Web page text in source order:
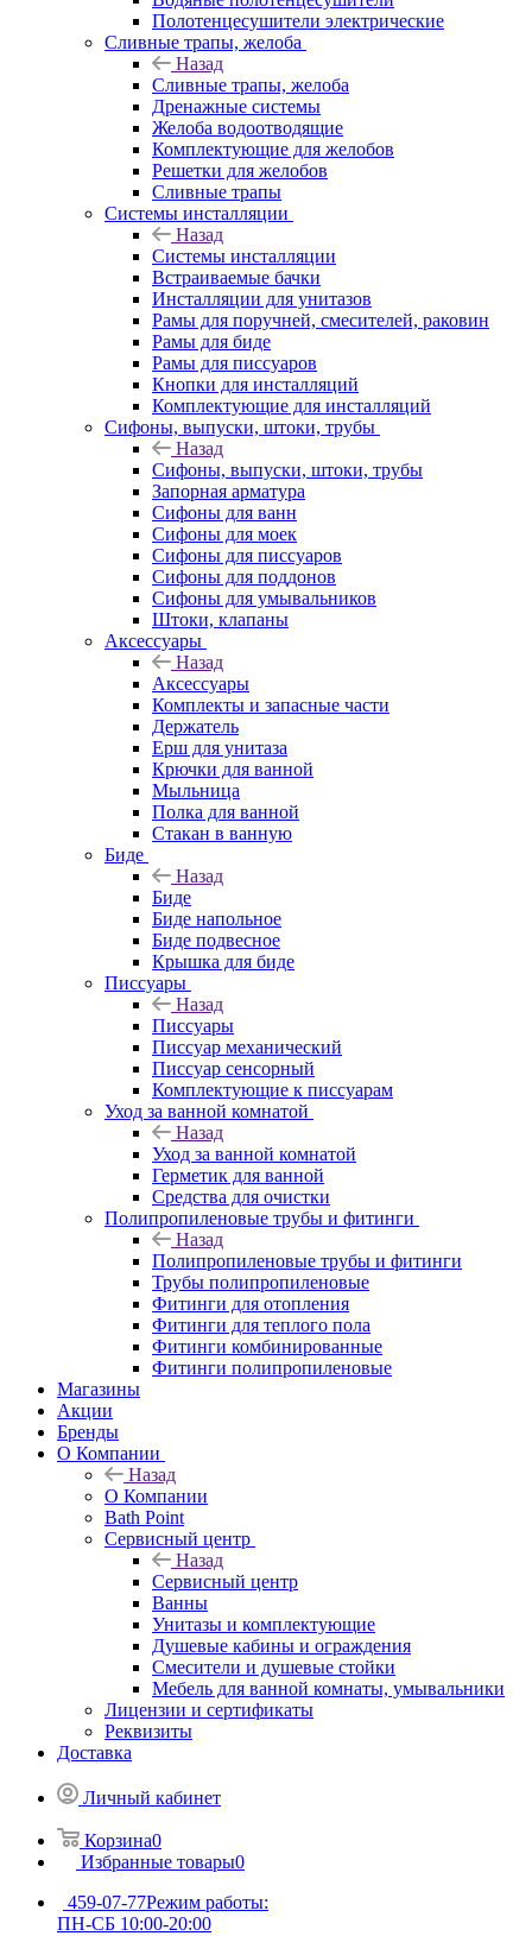
Полотенцесушители электрические
Сливные трапы, желоба
Назад
Сливные трапы, желоба
Дренажные системы
Желоба водоотводящие
Комплектующие для желобов
Решетки для желобов
Сливные трапы
Системы инсталляции
Назад
Системы инсталляции
Встраиваемые бачки
Инсталляции для унитазов
Рамы для поручней, смесителей, раковин
Рамы для биде
Рамы для писсуаров
Кнопки для инсталляций
Комплектующие для инсталляций
Сифоны, выпуски, штоки, трубы
Назад
Сифоны, выпуски, штоки, трубы
Запорная арматура
Сифоны для ванн
Сифоны для моек
Сифоны для писсуаров
Сифоны для поддонов
Сифоны для умывальников
Штоки, клапаны
Аксессуары
Назад
Аксессуары
Комплекты и запасные части
Держатель
Ерш для унитаза
Крючки для ванной
Мыльница
Полка для ванной
Стакан в ванную
Биде
Назад
Биде
Биде напольное
Биде подвесное
Крышка для биде
Писсуары
Назад
Писсуары
Писсуар механический
Писсуар сенсорный
Комплектующие к писсуарам
Уход за ванной комнатой
Назад
Уход за ванной комнатой
Герметик для ванной
Средства для очистки
Полипропиленовые трубы и фитинги
Назад
Полипропиленовые трубы и фитинги
Трубы полипропиленовые
Фитинги для отопления
Фитинги для теплого пола
Фитинги комбинированные
Фитинги полипропиленовые
Магазины
Акции
Бренды
О Компании
Назад
О Компании
Bath Point
Сервисный центр
Назад
Сервисный центр
Ванны
Унитазы и комплектующие
Душевые кабины и ограждения
Смесители и душевые стойки
Мебель для ванной комнаты, умывальники
Лицензии и сертификаты
Реквизиты
Доставка
Личный кабинет
Корзина0
Избранные товары0
459-07-77Режим работы:
ПН-СБ 10:00-20:00